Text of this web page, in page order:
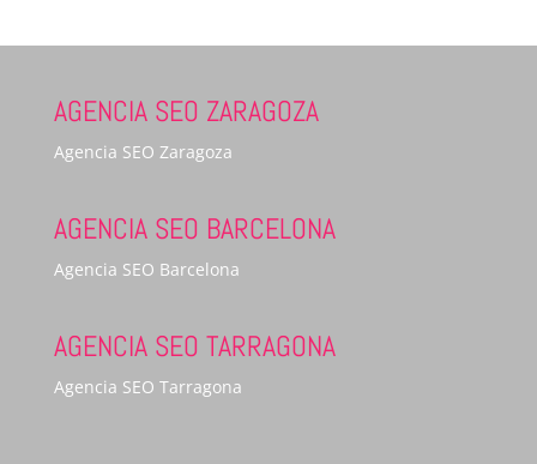
AGENCIA SEO ZARAGOZA
Agencia SEO Zaragoza
AGENCIA SEO BARCELONA
Agencia SEO Barcelona
AGENCIA SEO TARRAGONA
Agencia SEO Tarragona